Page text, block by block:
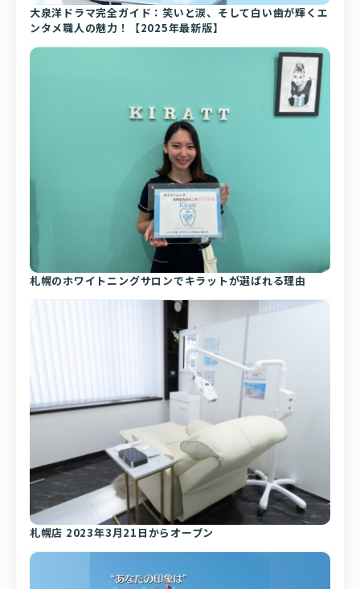
大泉洋ドラマ完全ガイド：笑いと涙、そして白い歯が輝くエ
ンタメ職人の魅力！【2025年最新版】
札幌のホワイトニングサロンでキラットが選ばれる理由
札幌店 2023年3月21日からオープン